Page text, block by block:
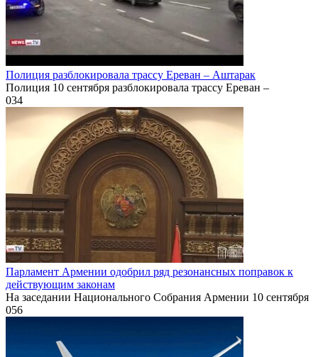
Полиция разблокировала трассу Ереван – Аштарак
Полиция 10 сентября разблокировала трассу Ереван –
034
Парламент Армении одобрил ряд резонансных поправок к
действующим законам
На заседании Национального Собрания Армении 10 сентября
056